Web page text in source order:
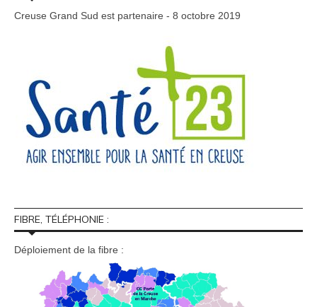
Creuse Grand Sud est partenaire - 8 octobre 2019
FIBRE, TÉLÉPHONIE :
Déploiement de la fibre :